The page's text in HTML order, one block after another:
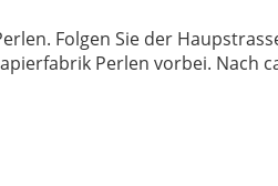
Folgen Sie der
Perlen vorbei. Nach